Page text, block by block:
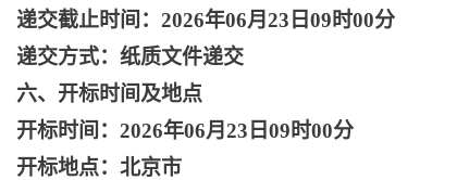
递交截止时间： 2026年06月23日09时00分
递交方式：纸质文件递交
六、开标时间及地点
开标时间： 2026年06月23日09时00分
开标地点：北京市